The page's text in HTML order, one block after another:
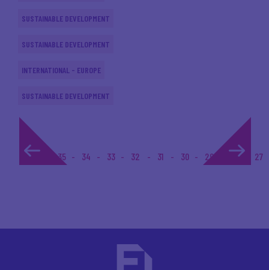
SUSTAINABLE DEVELOPMENT
SUSTAINABLE DEVELOPMENT
INTERNATIONAL - EUROPE
SUSTAINABLE DEVELOPMENT
1... 35 34 33 32 31 30 29 28 27